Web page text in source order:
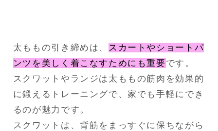
太ももの引き締めは、 スカートやショートパ
ンツを美しく着こなすためにも重要です。
スクワットやランジは太ももの筋肉を効果的
に鍛えるトレーニングで、家でも手軽にでき
るのが魅力です。
スクワットは、背筋をまっすぐに保ちながら